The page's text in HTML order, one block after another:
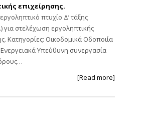
επιχείρησης.
πτυχίο Δ’ τάξης
για στελέχωση εργοληπτικής
Κατηγορίες: Οικοδομικά Οδοποιία
Υπεύθυνη συνεργασία
[Read more]